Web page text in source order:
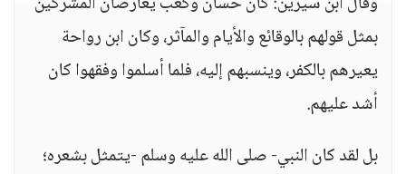
بمثل قولهم بالوقائع والأيام والمآثر، وكان ابن رواحة
يعيرهم بالكفر، وينسبهم إليه، فلما أسلموا وفقهوا كان
أشد عليهم.
بل لقد كان النبي- صلى الله عليه وسلم -يتمثل بشعره؛